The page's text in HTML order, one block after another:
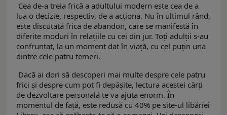
Cea de-a treia frică a adultului modern este cea de a
lua o decizie, respectiv, de a acționa. Nu în ultimul rând,
este discutată frica de abandon, care se manifestă în
diferite moduri în relațiile cu cei din jur. Toți adulții s-au
confruntat, la un moment dat în viață, cu cel puțin una
dintre cele patru temeri.
Dacă ai dori să descoperi mai multe despre cele patru
frici și despre cum pot fi depășite, lectura acestei cărți
de dezvoltare personală te va ajuta enorm. În
momentul de față, este redusă cu 40% pe site-ul libăriei